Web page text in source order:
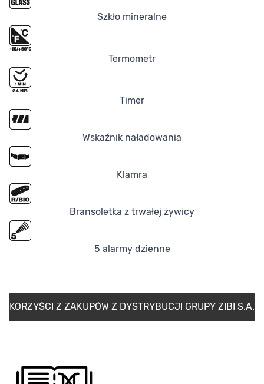
Szkło mineralne
Termometr
Timer
Wskaźnik naładowania
Klamra
Bransoletka z trwałej żywicy
5 alarmy dzienne
KORZYŚCI Z ZAKUPÓW Z DYSTRYBUCJI GRUPY ZIBI S.A.